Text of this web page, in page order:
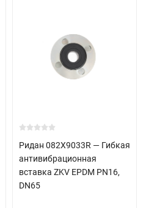
Ридан 082X9033R — Гибкая
антивибрационная
вставка ZKV EPDM PN16,
DN65